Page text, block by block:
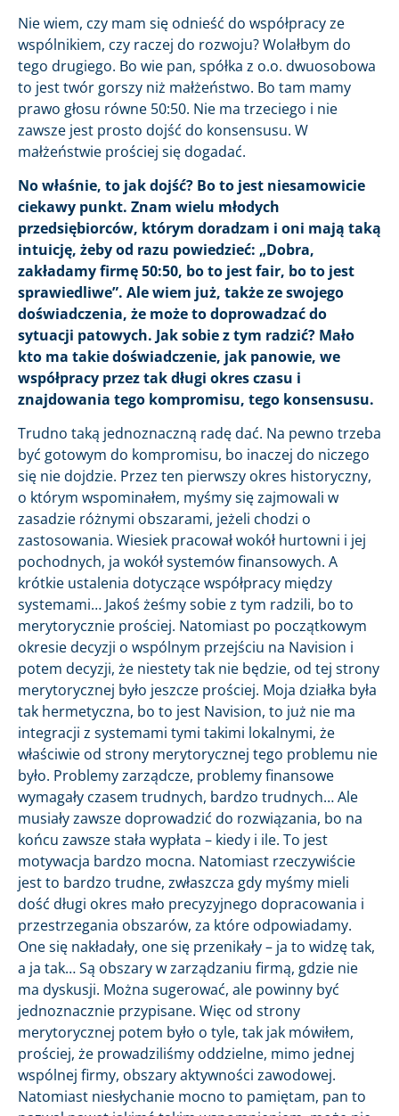
Nie wiem, czy mam się odnieść do współpracy ze
wspólnikiem, czy raczej do rozwoju? Wolałbym do
tego drugiego. Bo wie pan, spółka z o.o. dwuosobowa
to jest twór gorszy niż małżeństwo. Bo tam mamy
prawo głosu równe 50:50. Nie ma trzeciego i nie
zawsze jest prosto dojść do konsensusu. W
małżeństwie prościej się dogadać.
No właśnie, to jak dojść? Bo to jest niesamowicie
ciekawy punkt. Znam wielu młodych
przedsiębiorców, którym doradzam i oni mają taką
intuicję, żeby od razu powiedzieć: „Dobra,
zakładamy firmę 50:50, bo to jest fair, bo to jest
sprawiedliwe”. Ale wiem już, także ze swojego
doświadczenia, że może to doprowadzać do
sytuacji patowych. Jak sobie z tym radzić? Mało
kto ma takie doświadczenie, jak panowie, we
współpracy przez tak długi okres czasu i
znajdowania tego kompromisu, tego konsensusu.
Trudno taką jednoznaczną radę dać. Na pewno trzeba
być gotowym do kompromisu, bo inaczej do niczego
się nie dojdzie. Przez ten pierwszy okres historyczny,
o którym wspominałem, myśmy się zajmowali w
zasadzie różnymi obszarami, jeżeli chodzi o
zastosowania. Wiesiek pracował wokół hurtowni i jej
pochodnych, ja wokół systemów finansowych. A
krótkie ustalenia dotyczące współpracy między
systemami… Jakoś żeśmy sobie z tym radzili, bo to
merytorycznie prościej. Natomiast po początkowym
okresie decyzji o wspólnym przejściu na Navision i
potem decyzji, że niestety tak nie będzie, od tej strony
merytorycznej było jeszcze prościej. Moja działka była
tak hermetyczna, bo to jest Navision, to już nie ma
integracji z systemami tymi takimi lokalnymi, że
właściwie od strony merytorycznej tego problemu nie
było. Problemy zarządcze, problemy finansowe
wymagały czasem trudnych, bardzo trudnych… Ale
musiały zawsze doprowadzić do rozwiązania, bo na
końcu zawsze stała wypłata – kiedy i ile. To jest
motywacja bardzo mocna. Natomiast rzeczywiście
jest to bardzo trudne, zwłaszcza gdy myśmy mieli
dość długi okres mało precyzyjnego dopracowania i
przestrzegania obszarów, za które odpowiadamy.
One się nakładały, one się przenikały – ja to widzę tak,
a ja tak… Są obszary w zarządzaniu firmą, gdzie nie
ma dyskusji. Można sugerować, ale powinny być
jednoznacznie przypisane. Więc od strony
merytorycznej potem było o tyle, tak jak mówiłem,
prościej, że prowadziliśmy oddzielne, mimo jednej
wspólnej firmy, obszary aktywności zawodowej.
Natomiast niesłychanie mocno to pamiętam, pan to